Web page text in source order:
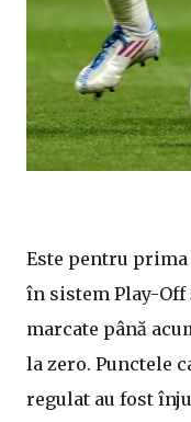
Este pentru prima
în sistem Play-
marcate până
la zero. Punctele
regulat au fost